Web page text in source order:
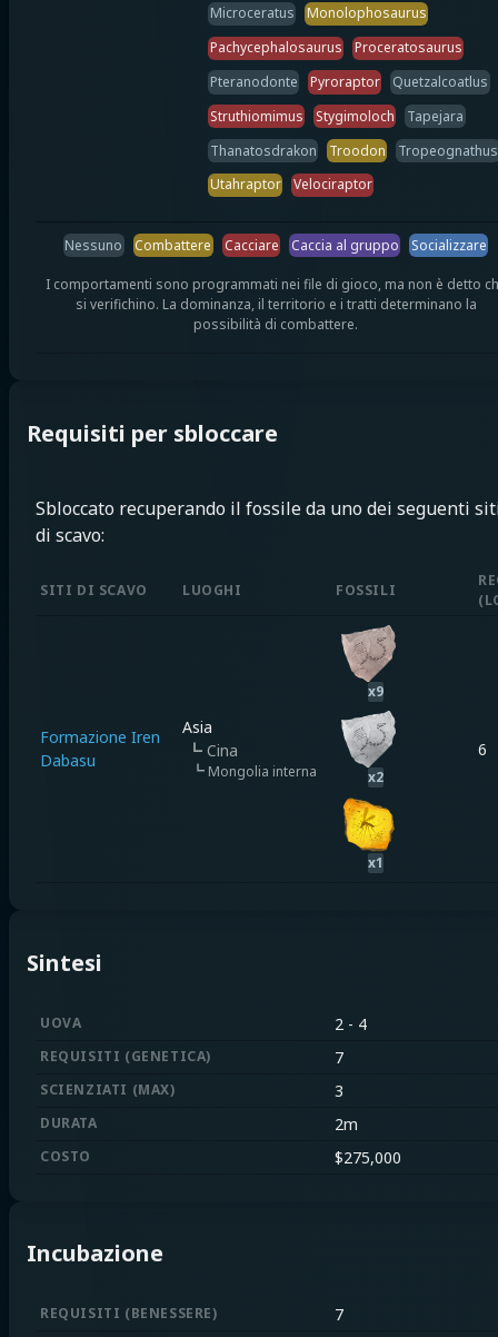
Microceratus
Monolophosaurus
Pachycephalosaurus
Proceratosaurus
Pteranodonte
Pyroraptor
Quetzalcoatlus
Struthiomimus
Stygimoloch
Tapejara
Thanatosdrakon
Troodon
Tropeognathus
Utahraptor
Velociraptor
Nessuno Combattere Cacciare Caccia al gruppo Socializzare
I comportamenti sono programmati nei file di gioco, ma non è detto
si verifichino. La dominanza, il territorio e i tratti determinano la
possibilità di combattere.
Requisiti per sbloccare
Sbloccato recuperando il fossile da uno dei seguenti
di scavo:
SITI DI SCAVO LUOGHI FOSSILI
(
Formazione Iren
Dabasu
Asia
┗ Cina
┗ Mongolia interna
x9
x2
x1
6
Sintesi
UOVA 2 - 4
REQUISITI (GENETICA) 7
SCIENZIATI (MAX) 3
DURATA 2m
COSTO $275,000
Incubazione
REQUISITI (BENESSERE) 7